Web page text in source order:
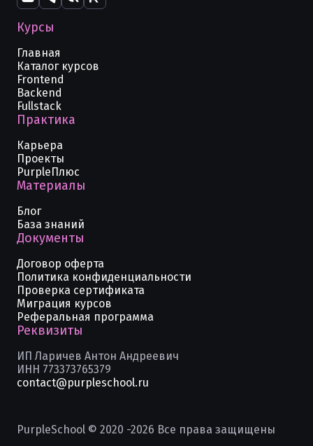
Курсы
Главная
Каталог курсов
Frontend
Backend
Fullstack
Практика
Карьера
Проекты
PurpleПлюс
Материалы
Блог
База знаний
Документы
Договор оферта
Политика конфиденциальности
Проверка сертификата
Миграция курсов
Реферальная программа
Реквизиты
ИП Ларичев Антон Андреевич
ИНН 773373765379
contact@purpleschool.ru
PurpleSchool © 2020 -2026 Все права защищены